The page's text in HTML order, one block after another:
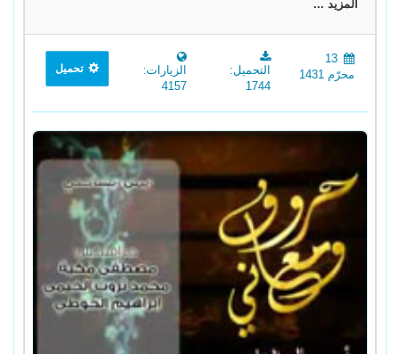
المزيد ...
13
محرّم 1431
التحميل:
1744
الزيارات:
4157
تحميل